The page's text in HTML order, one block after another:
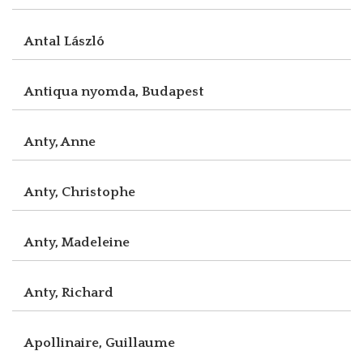
Antal László
Antiqua nyomda, Budapest
Anty, Anne
Anty, Christophe
Anty, Madeleine
Anty, Richard
Apollinaire, Guillaume